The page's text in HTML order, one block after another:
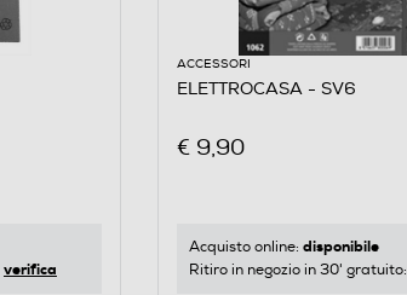
verifica
ACCESSORI
ELETTROCASA - SV6
€ 9,90
Acquisto online: disponibile
Ritiro in negozio in 30' gratuito: